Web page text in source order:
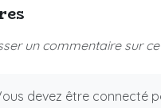
un commentaire sur
devez être connecté